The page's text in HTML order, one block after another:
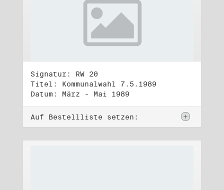
Signatur: RW 20
Titel: Kommunalwahl 7.5.1989
Datum: März - Mai 1989
Auf Bestellliste setzen: